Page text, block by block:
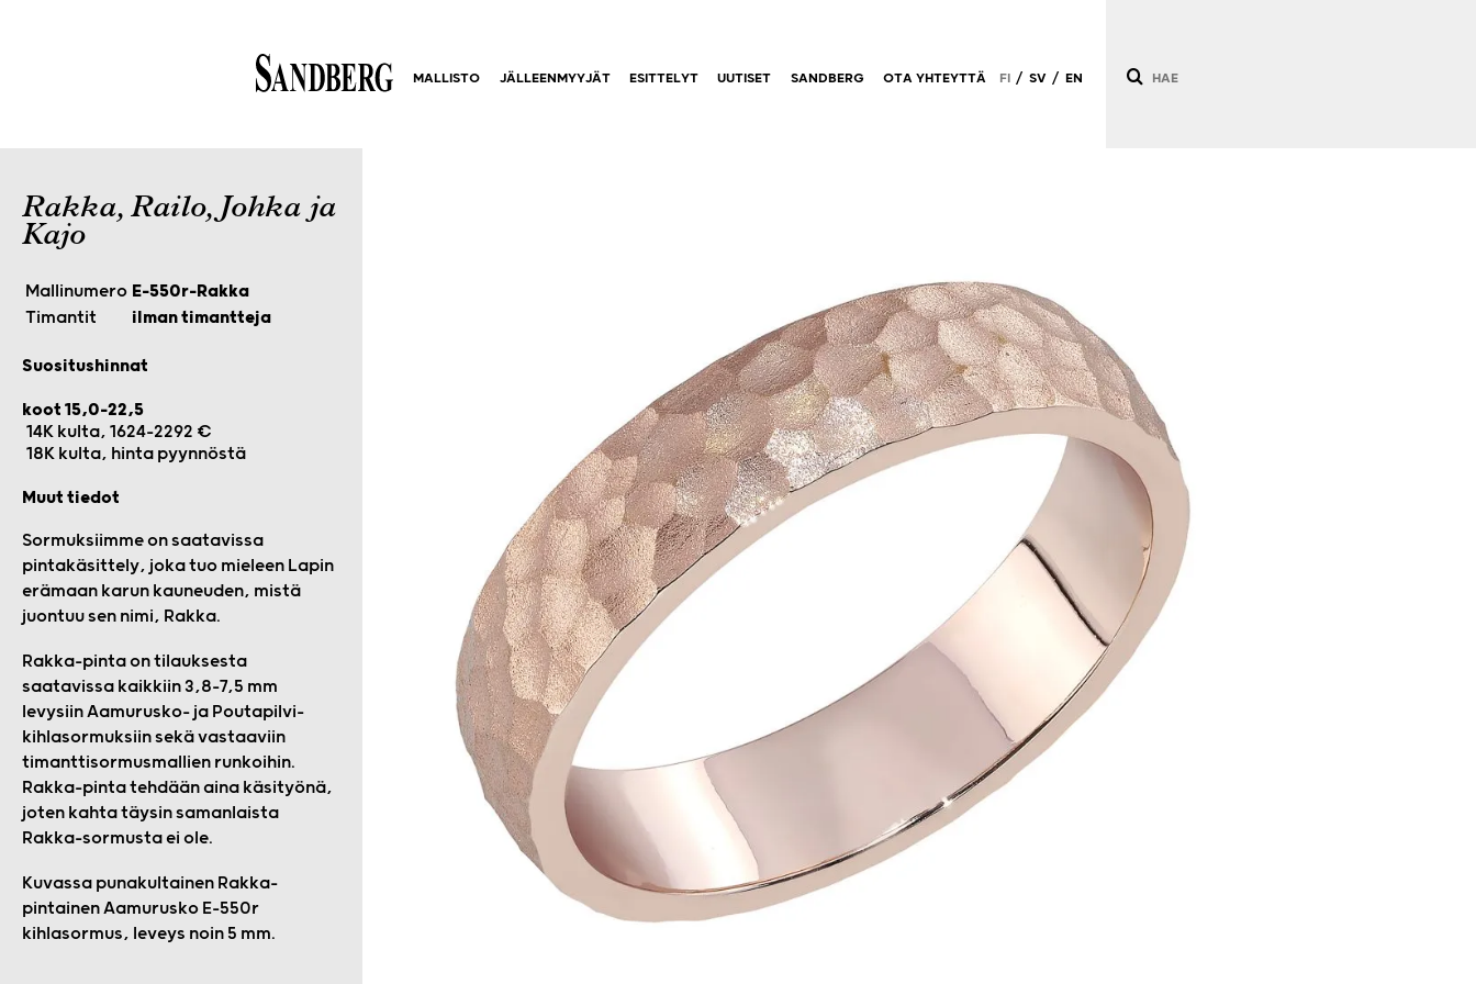
Rakka, Railo, Johka ja
Kajo
Mallinumero E-550r-Rakka
Timantit
ilman timantteja
Suositushinnat
koot 15,0-22,5
14K kulta, 1624-2292 €
18K kulta, hinta pyynnöstä
Muut tiedot
Sormuksiimme on saatavissa
pintakäsittely, joka tuo mieleen Lapin
erämaan karun kauneuden, mistä
juontuu sen nimi, Rakka.
Rakka-pinta on tilauksesta
saatavissa kaikkiin 3,8-7,5 mm
levysiin Aamurusko- ja Poutapilvi-
kihlasormuksiin sekä vastaaviin
timanttisormusmallien runkoihin.
Rakka-pinta tehdään aina käsityönä,
joten kahta täysin samanlaista
Rakka-sormusta ei ole.
Kuvassa punakultainen Rakka-
pintainen Aamurusko E-550r
kihlasormus, leveys noin 5 mm.
MALLISTO JÄLLEENMYYJÄT ESITTELYT UUTISET SANDBERG OTA YHTEYTTÄ FI / SV / EN